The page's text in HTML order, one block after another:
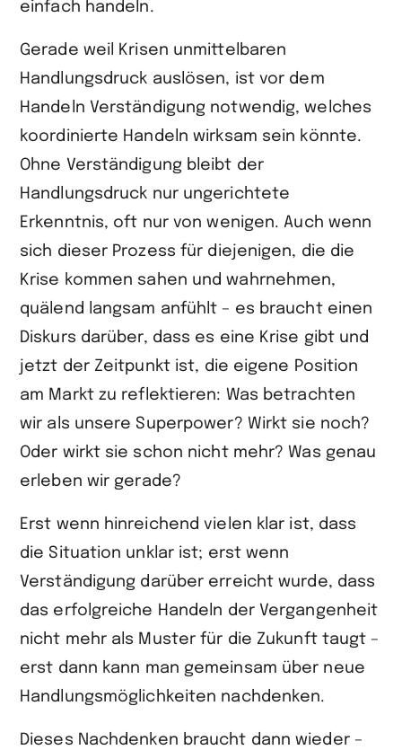
einfach handeln.
Gerade weil Krisen unmittelbaren
Handlungsdruck auslösen, ist vor dem
Handeln Verständigung notwendig, welches
koordinierte Handeln wirksam sein könnte.
Ohne Verständigung bleibt der
Handlungsdruck nur ungerichtete
Erkenntnis, oft nur von wenigen. Auch wenn
sich dieser Prozess für diejenigen, die die
Krise kommen sahen und wahrnehmen,
quälend langsam anfühlt – es braucht einen
Diskurs darüber, dass es eine Krise gibt und
jetzt der Zeitpunkt ist, die eigene Position
am Markt zu reflektieren: Was betrachten
wir als unsere Superpower? Wirkt sie noch?
Oder wirkt sie schon nicht mehr? Was genau
erleben wir gerade?
Erst wenn hinreichend vielen klar ist, dass
die Situation unklar ist; erst wenn
Verständigung darüber erreicht wurde, dass
das erfolgreiche Handeln der Vergangenheit
nicht mehr als Muster für die Zukunft taugt –
erst dann kann man gemeinsam über neue
Handlungsmöglichkeiten nachdenken.
Dieses Nachdenken braucht dann wieder –